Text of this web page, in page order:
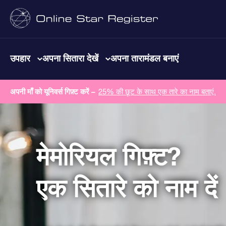
उपहार अपना सितारा देखें अपना तारामंडल बनाएं
अपनी माँ को यूनिवर्स गिफ़्ट करें – 25% की छूट के साथ एक तारे का नाम बताएं.
मेमोरियल गिफ़्ट?
एक सितारे को नाम दें